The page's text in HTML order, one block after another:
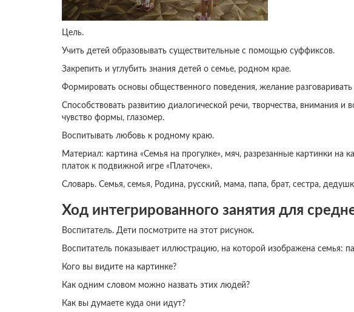
Цель.
Учить детей образовывать существительные с помощью суффиксов.
Закрепить и углубить знания детей о семье, родном крае.
Формировать основы общественного поведения, желание разговаривать
Способствовать развитию диалогической речи, творчества, внимания
чувство формы, глазомер.
Воспитывать любовь к родному краю.
Материал: картина «Семья на прогулке», мяч, разрезанные картинки на
платок к подвижной игре «Платочек».
Словарь. Семья, семья, Родина, русский, мама, папа, брат, сестра,
Ход интегрированного занятия для
Воспитатель. Дети посмотрите на этот рисунок.
Воспитатель показывает иллюстрацию, на которой изображена семья:
Кого вы видите на картинке?
Как одним словом можно назвать этих людей?
Как вы думаете куда они идут?